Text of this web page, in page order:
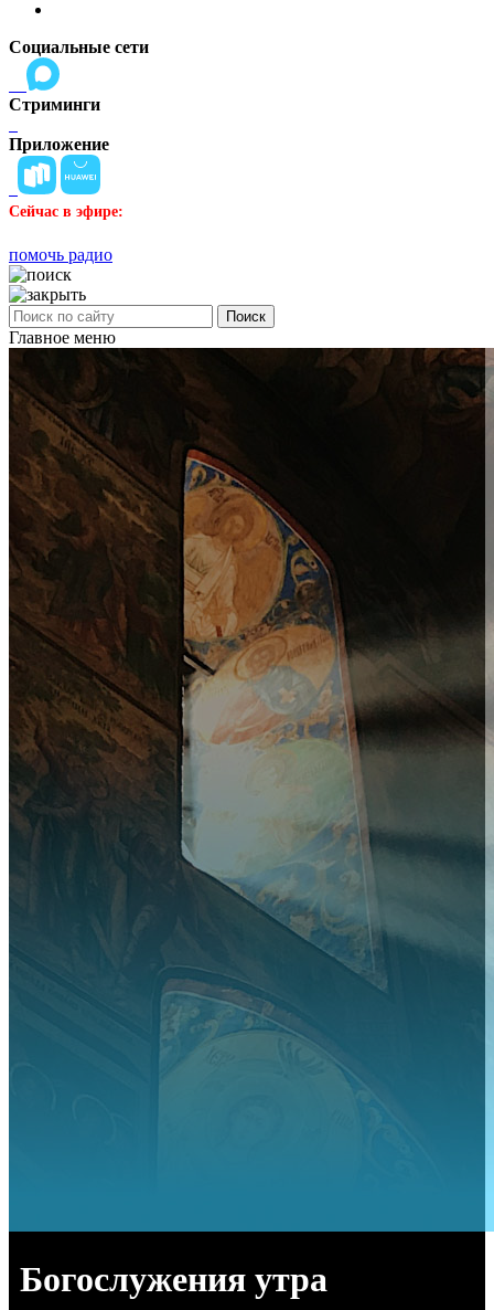
Социальные сети
Стриминги
Приложение
Сейчас в эфире:
помочь радио
Поиск
Главное меню
Богослужения утра